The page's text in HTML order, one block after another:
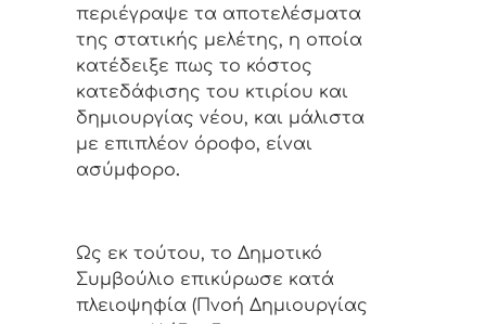
περιέγραψε τα αποτελέσματα
της στατικής μελέτης, η οποία
κατέδειξε πως το κόστος
κατεδάφισης του κτιρίου και
δημιουργίας νέου, και μάλιστα
με επιπλέον όροφο, είναι
ασύμφορο.
Ως εκ τούτου, το Δημοτικό
Συμβούλιο επικύρωσε κατά
πλειοψηφία (Πνοή Δημιουργίας